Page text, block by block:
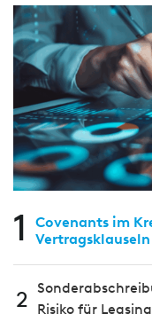
1
Covenants im
2
Risiko für